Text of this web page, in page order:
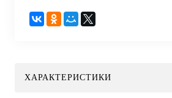
ХАРАКТЕРИСТИКИ